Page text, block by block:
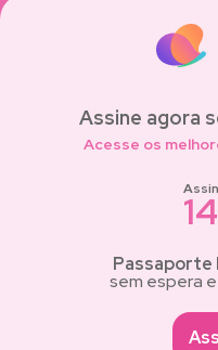
Assine agora
Acesse os
Passaporte
sem espera